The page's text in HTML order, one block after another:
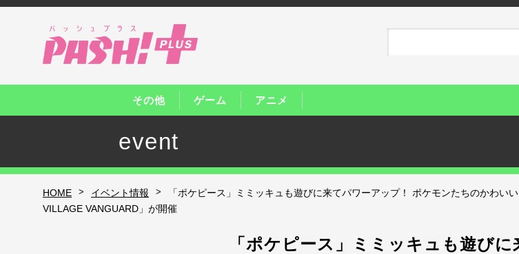
その他 ゲーム アニメ
event
HOME > イベント情報 >
「ポケピース」ミミッキュも遊びに来てパワーアップ！ ポケモンたちのかわい
VILLAGE VANGUARD」が開催
「ポケピース」ミミッキュも遊び